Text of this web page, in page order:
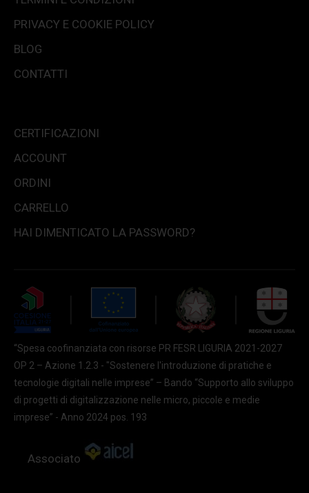
PRIVACY E COOKIE POLICY
BLOG
CONTATTI
CERTIFICAZIONI
ACCOUNT
ORDINI
CARRELLO
HAI DIMENTICATO LA PASSWORD?
“Spesa coofinanziata con risorse PR FESR LIGURIA 2021-2027
OP 2 – Azione 1.2.3 - "Sostenere l'introduzione di pratiche e
tecnologie digitali nelle imprese” – Bando “Supporto allo sviluppo
di progetti di digitalizzazione nelle micro, piccole e medie
imprese” - Anno 2024 pos. 193
Associato